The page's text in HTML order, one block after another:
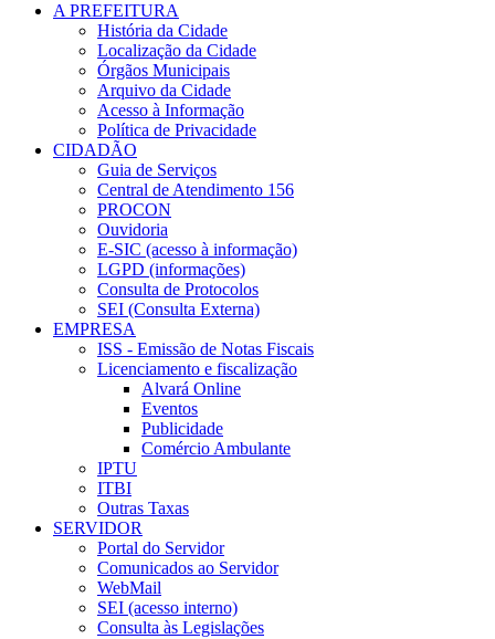
A PREFEITURA
História da Cidade
Localização da Cidade
Órgãos Municipais
Arquivo da Cidade
Acesso à Informação
Política de Privacidade
CIDADÃO
Guia de Serviços
Central de Atendimento 156
PROCON
Ouvidoria
E-SIC (acesso à informação)
LGPD (informações)
Consulta de Protocolos
SEI (Consulta Externa)
EMPRESA
ISS - Emissão de Notas Fiscais
Licenciamento e fiscalização
Alvará Online
Eventos
Publicidade
Comércio Ambulante
IPTU
ITBI
Outras Taxas
SERVIDOR
Portal do Servidor
Comunicados ao Servidor
WebMail
SEI (acesso interno)
Consulta às Legislações